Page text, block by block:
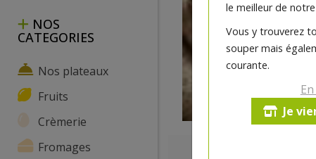
NOS
CATEGORIES
Nos plateaux
Fruits
Crèmerie
Fromages
le meilleur de
Vous y trouverez
souper mais
courante.
Je